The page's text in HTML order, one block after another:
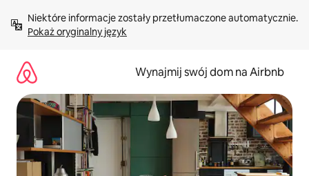
treści Pokaż oryginalny język
Wynajmij swój dom na Airbnb